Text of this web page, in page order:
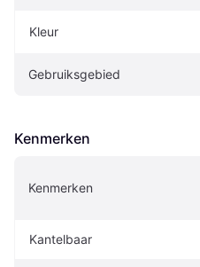
Kleur
Gebruiksgebied
Kenmerken
Kenmerken
Kantelbaar